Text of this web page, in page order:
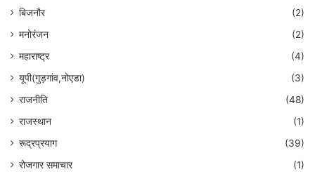
बिजनौर
(2)
मनोरंजन
(2)
महाराष्ट्र
(4)
यूपी(गुड़गांव,नोएडा)
(3)
राजनीति
(48)
राजस्थान
(1)
रूद्रप्रयाग
(39)
रोजगार समाचार
(1)